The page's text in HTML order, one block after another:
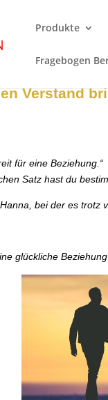
Produkte
Fragebogen
Verstand
für eine Beziehung.“
Satz hast du
bei der es trotz
glückliche